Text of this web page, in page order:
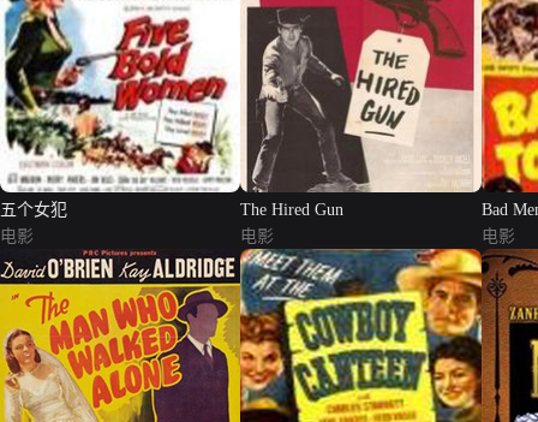
五个女犯
电影
The Hired Gun
电影
Bad
电影